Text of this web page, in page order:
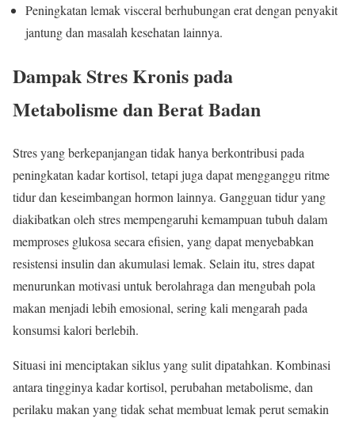
Peningkatan lemak visceral berhubungan erat dengan penyakit
jantung dan masalah kesehatan lainnya.
Dampak Stres Kronis pada
Metabolisme dan Berat Badan
Stres yang berkepanjangan tidak hanya berkontribusi pada
peningkatan kadar kortisol, tetapi juga dapat mengganggu ritme
tidur dan keseimbangan hormon lainnya. Gangguan tidur yang
diakibatkan oleh stres mempengaruhi kemampuan tubuh dalam
memproses glukosa secara efisien, yang dapat menyebabkan
resistensi insulin dan akumulasi lemak. Selain itu, stres dapat
menurunkan motivasi untuk berolahraga dan mengubah pola
makan menjadi lebih emosional, sering kali mengarah pada
konsumsi kalori berlebih.
Situasi ini menciptakan siklus yang sulit dipatahkan. Kombinasi
antara tingginya kadar kortisol, perubahan metabolisme, dan
perilaku makan yang tidak sehat membuat lemak perut semakin